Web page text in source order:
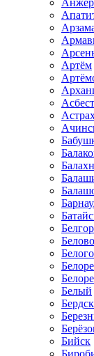
Артём
Асбест
Белово
Белый
Бердск
Бийск